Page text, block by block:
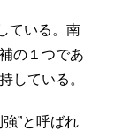
ている。南
の１つであ
している。
”と呼ばれ